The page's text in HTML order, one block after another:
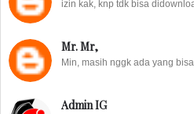
izin kak, knp tdk bisa
Mr. Mr,
Min, masih nggk ada yang
Admin IG